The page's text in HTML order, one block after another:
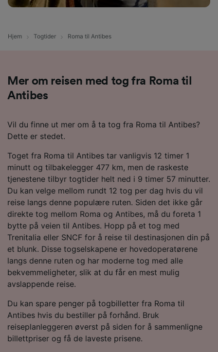
Hjem Togtider Roma til Antibes
Mer om reisen med tog fra Roma til
Antibes
Vil du finne ut mer om å ta tog fra Roma til Antibes?
Dette er stedet.
Toget fra Roma til Antibes tar vanligvis 12 timer 1
minutt og tilbakelegger 477 km, men de raskeste
tjenestene tilbyr togtider helt ned i 9 timer 57 minutter.
Du kan velge mellom rundt 12 tog per dag hvis du vil
reise langs denne populære ruten. Siden det ikke går
direkte tog mellom Roma og Antibes, må du foreta 1
bytte på veien til Antibes. Hopp på et tog med
Trenitalia eller SNCF for å reise til destinasjonen din på
et blunk. Disse togselskapene er hovedoperatørene
langs denne ruten og har moderne tog med alle
bekvemmeligheter, slik at du får en mest mulig
avslappende reise.
Du kan spare penger på togbilletter fra Roma til
Antibes hvis du bestiller på forhånd. Bruk
reiseplanleggeren øverst på siden for å sammenligne
billettpriser og få de laveste prisene.